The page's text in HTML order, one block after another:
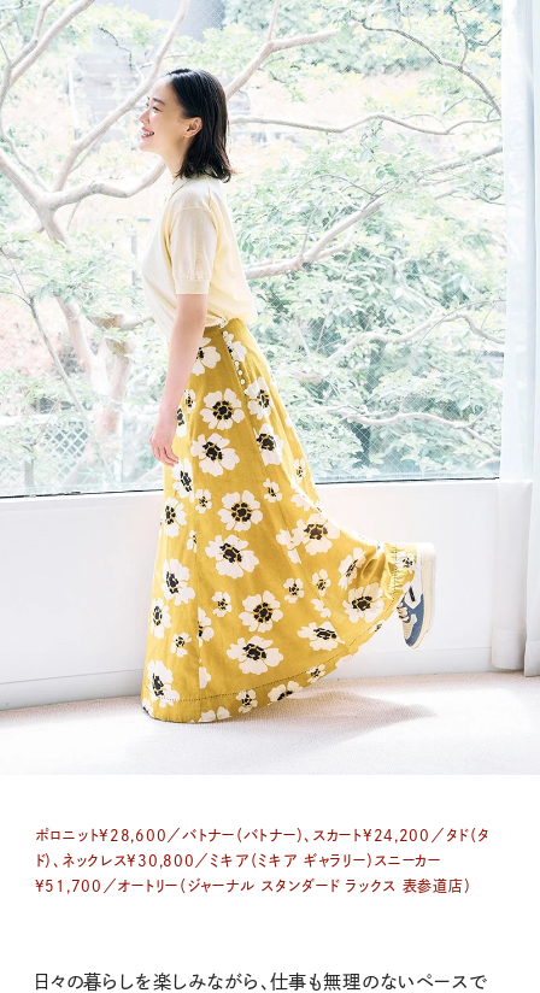
ポロニット¥28,600／バトナー（バトナー）、スカート¥24,200／タド（タ
ド）、ネックレス¥30,800／ミキア（ミキア ギャラリー）スニーカー
¥51,700／オートリー（ジャーナル スタンダード ラックス 表参道店）
日々の暮らしを楽しみながら、仕事も無理のないペースで